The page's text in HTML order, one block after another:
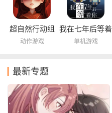
超自然行动组
动作游戏
我在七年后等着
你
单机游戏
最新专题